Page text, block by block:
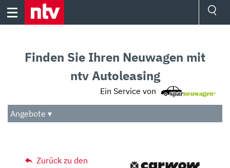
Skip
Audio
Das Beste
Finden Sie Ihren Neuwagen mit
ntv Autoleasing
Ein Service von
Angebote ▾
Zurück zu den